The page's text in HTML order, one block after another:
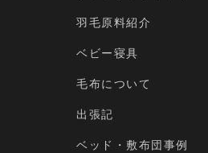
羽毛原料紹介
ベビー寝具
毛布について
出張記
ベッド・敷布団事例